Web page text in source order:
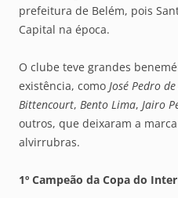
prefeitura de Belém, pois
Capital na época.
O clube teve grandes
existência, como José Pedro
Bittencourt, Bento Lima, Jairo
outros, que deixaram a
alvirrubras.
1º Campeão da Copa do